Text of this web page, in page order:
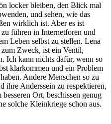
locker bleiben, den Blick mal
und sehen, wie das
wirklich ist. Aber es ist
führen in Internetforen und
Leben selbst zu stellen. Lena
Zweck, ist ein Ventil,
Ich kann nichts dafür, wenn so
klarkommen und ein Problem
Andere Menschen so zu
ihre Anderssein zu respektieren,
Ort, beschissen genug
solche Kleinkriege schon aus.